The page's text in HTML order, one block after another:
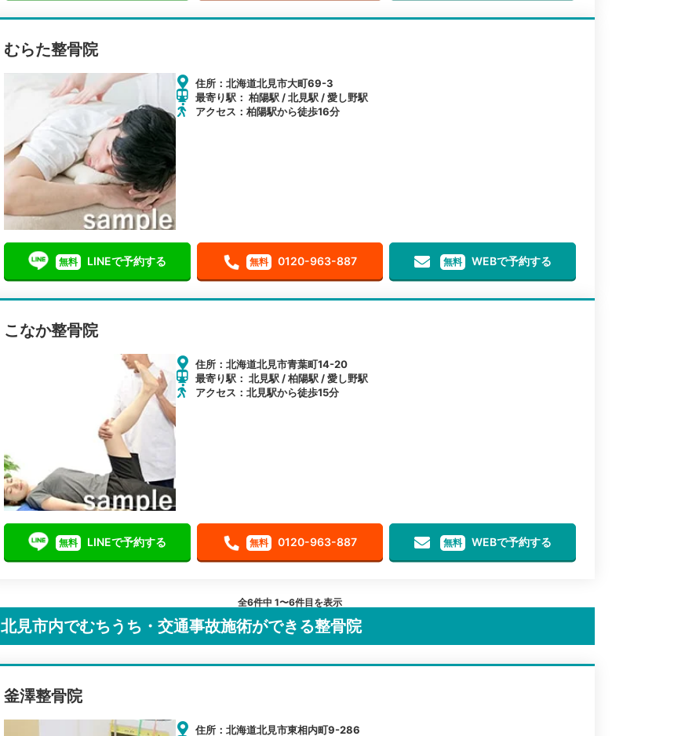
むらた整骨院
住所：北海道北見市大町69-3
最寄り駅： 柏陽駅 / 北見駅 / 愛し野駅
アクセス：柏陽駅から徒歩16分
無料 LINEで予約する 無料 0120-963-887 無料 WEBで予約する
こなか整骨院
住所：北海道北見市青葉町14-20
最寄り駅： 北見駅 / 柏陽駅 / 愛し野駅
アクセス：北見駅から徒歩15分
無料 LINEで予約する 無料 0120-963-887 無料 WEBで予約する
全6件中 1〜6件目を表示
北見市内でむちうち・交通事故施術ができる整骨院
釜澤整骨院
住所：北海道北見市東相内町9-286